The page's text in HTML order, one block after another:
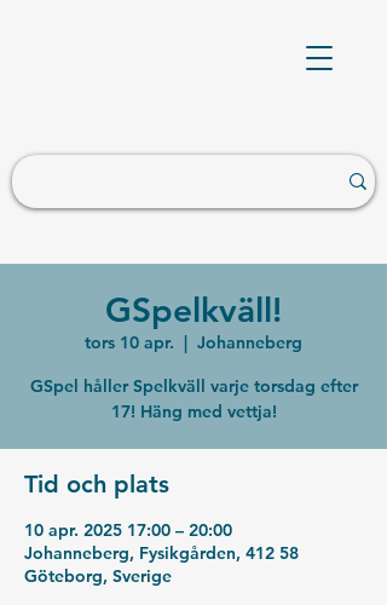
GSpelkväll!
tors 10 apr.
  |
Johanneberg
GSpel håller Spelkväll varje torsdag efter
17! Häng med vettja!
Tid och plats
10 apr. 2025 17:00 – 20:00
Johanneberg, Fysikgården, 412 58
Göteborg, Sverige